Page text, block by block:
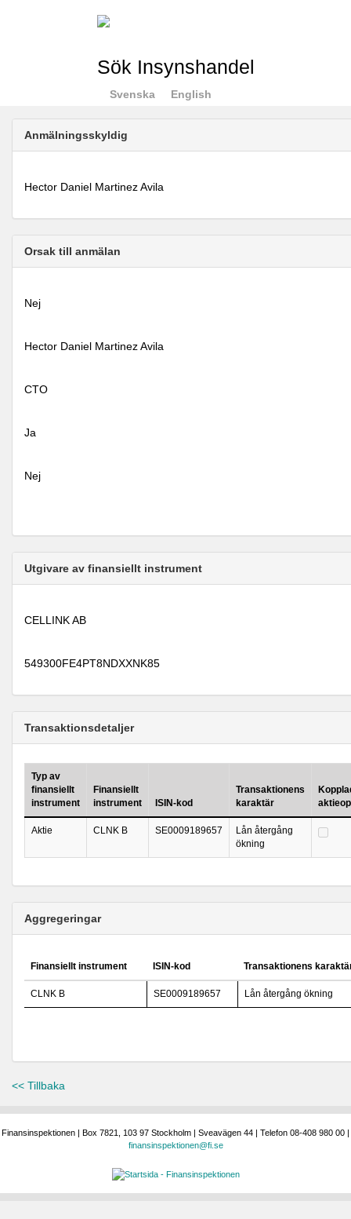
Sök Insynshandel
Svenska English
Anmälningsskyldig
Hector Daniel Martinez Avila
Orsak till anmälan
Nej
Hector Daniel Martinez Avila
CTO
Ja
Nej
Utgivare av finansiellt instrument
CELLINK AB
549300FE4PT8NDXXNK85
Transaktionsdetaljer
Typ av
finansiellt
instrument
Finansiellt
instrument
ISIN-kod
Transaktionens
karaktär
Aktie CLNK B SE0009189657
Lån återgång
ökning
Aggregeringar
Finansiellt instrument ISIN-kod Transaktionens
CLNK B SE0009189657 Lån återgång ökning
<< Tillbaka
Finansinspektionen | Box 7821, 103 97 Stockholm | Sveavägen 44 | Telefon 08-408 980 00 |
finansinspektionen@fi.se